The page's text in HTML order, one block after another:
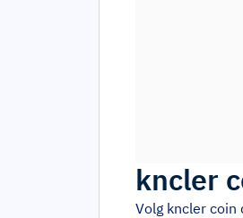
kncler
Volg kncler coin